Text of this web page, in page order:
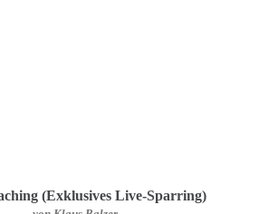
(Exklusives Live-Sparring)